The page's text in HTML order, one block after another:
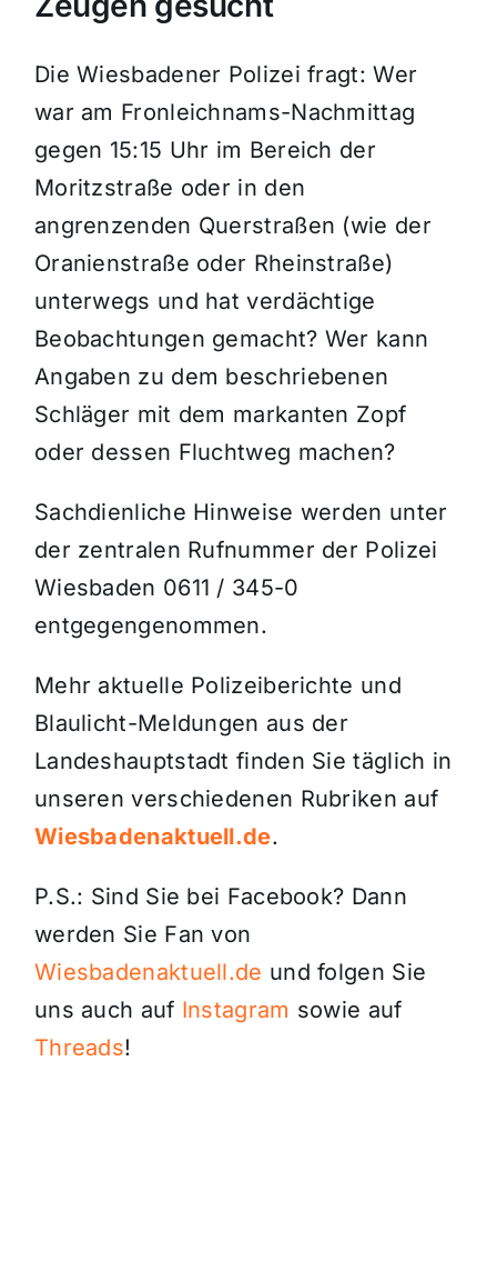
Die Wiesbadener Polizei fragt: Wer
war am Fronleichnams-Nachmittag
gegen 15:15 Uhr im Bereich der
Moritzstraße oder in den
angrenzenden Querstraßen (wie der
Oranienstraße oder Rheinstraße)
unterwegs und hat verdächtige
Beobachtungen gemacht? Wer kann
Angaben zu dem beschriebenen
Schläger mit dem markanten Zopf
oder dessen Fluchtweg machen?
Sachdienliche Hinweise werden unter
der zentralen Rufnummer der Polizei
Wiesbaden 0611 / 345-0
entgegengenommen.
Mehr aktuelle Polizeiberichte und
Blaulicht-Meldungen aus der
Landeshauptstadt finden Sie täglich in
unseren verschiedenen Rubriken auf
Wiesbadenaktuell.de.
P.S.: Sind Sie bei Facebook? Dann
werden Sie Fan von
Wiesbadenaktuell.de und folgen Sie
uns auch auf Instagram sowie auf
Threads!